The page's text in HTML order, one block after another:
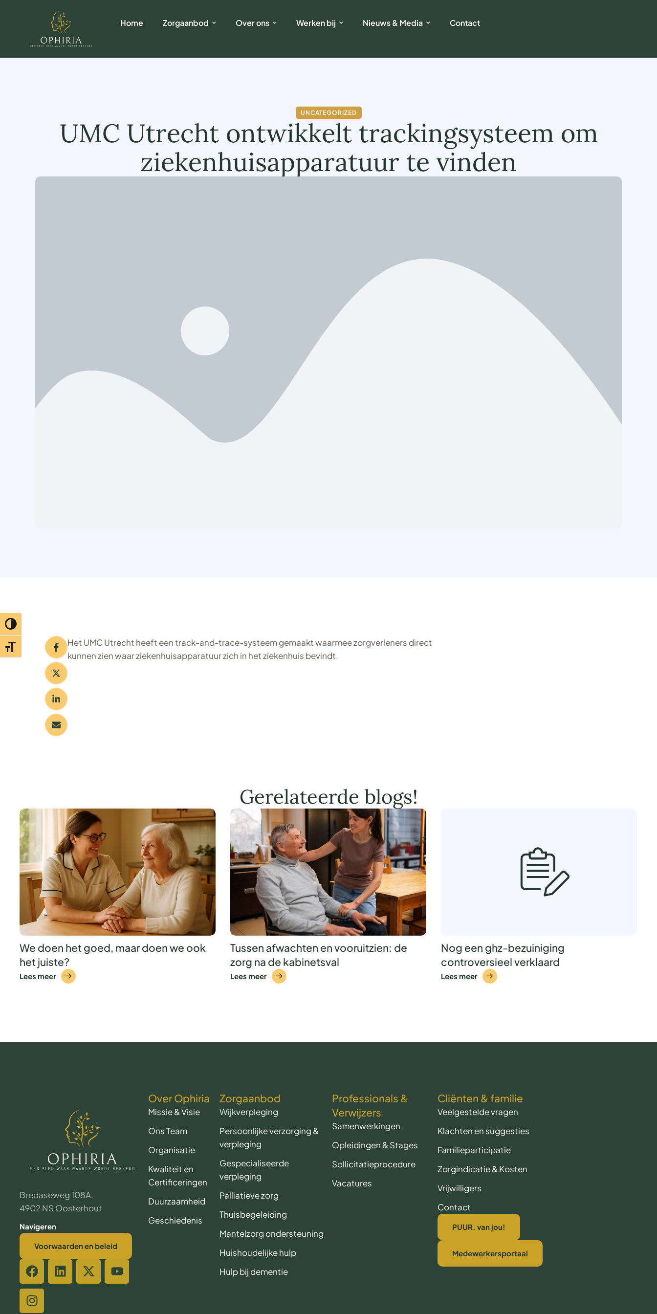
Toggle hoog contrast
Toggle lettertypegrootte
Home Zorgaanbod Over ons Werken bij Nieuws & Media Contact
UNCATEGORIZED
UMC Utrecht ontwikkelt trackingsysteem om
ziekenhuisapparatuur te vinden
Het UMC Utrecht heeft een track-and-trace-systeem gemaakt waarmee zorgverleners direct
kunnen zien waar ziekenhuisapparatuur zich in het ziekenhuis bevindt.
Gerelateerde blogs!
We doen het goed, maar doen we ook
het juiste?
Lees meer
Tussen afwachten en vooruitzien: de
zorg na de kabinetsval
Lees meer
Nog een ghz-bezuiniging
controversieel verklaard
Lees meer
Bredaseweg 108A,
4902 NS Oosterhout
Navigeren
Voorwaarden en beleid
Over Ophiria
Missie & Visie
Ons Team
Organisatie
Kwaliteit en
Certificeringen
Duurzaamheid
Geschiedenis
Zorgaanbod
Wijkverpleging
Persoonlijke verzorging &
verpleging
Gespecialiseerde
verpleging
Palliatieve zorg
Thuisbegeleiding
Mantelzorg ondersteuning
Huishoudelijke hulp
Hulp bij dementie
Professionals &
Verwijzers
Samenwerkingen
Opleidingen & Stages
Sollicitatieprocedure
Vacatures
Cliënten & familie
Veelgestelde vragen
Klachten en suggesties
Familieparticipatie
Zorgindicatie & Kosten
Vrijwilligers
Contact
PUUR. van jou!
Medewerkersportaal